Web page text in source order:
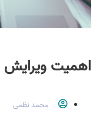
اهمیت ویرایش
محمد نظمی